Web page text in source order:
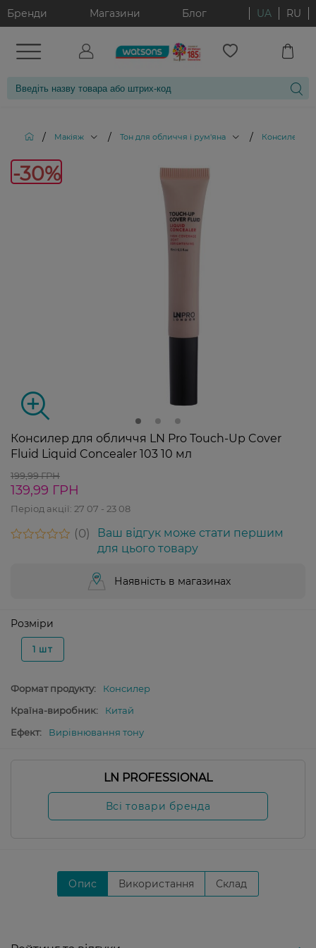
Бренди Магазини Блог UA RU
/ Макіяж / Тон для обличчя і рум'яна / Консилери
-30%
Консилер для обличчя LN Pro Touch-Up Cover
Fluid Liquid Concealer 103 10 мл
199,99 ГРН
139,99 ГРН
Період акції: 27 07 - 23 08
0
Ваш відгук може стати першим
для цього товару
Наявність в магазинах
Розміри
1 шт
Формат продукту:
Консилер
Країна-виробник:
Китай
Ефект:
Вирівнювання тону
LN PROFESSIONAL
Всі товари бренда
Опис Використання Склад